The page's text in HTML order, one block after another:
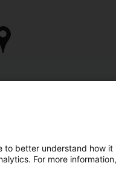
to better understand how it
For more